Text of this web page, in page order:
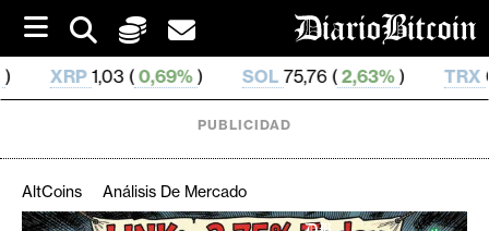
i
p
t
o
SOL75,76 (2,63% TRX0,329 41 (0,53%)
PUBLICIDAD
AltCoins Análisis De Mercado